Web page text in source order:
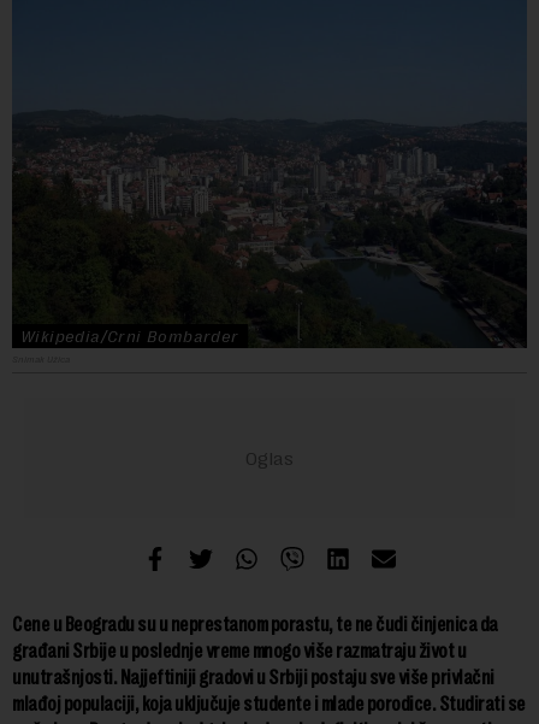
Wikipedia/Crni Bombarder
Cene u Beogradu su u neprestanom porastu, te ne čudi činjenica da
građani Srbije u poslednje vreme mnogo više razmatraju život u
unutrašnjosti. Najjeftiniji gradovi u Srbiji postaju sve više privlačni
mlađoj populaciji, koja uključuje studente i mlade porodice. Studirati se